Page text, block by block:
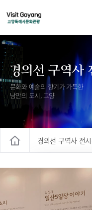
경의선 구역사
문화와 예술의 향기가 가득한
낭만의 도시, 고양
경의선 구역사 전
중남미문화원
사이버 전시공간